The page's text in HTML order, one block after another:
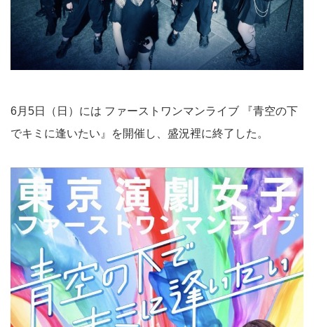
6月5日（日）には ファーストワンマンライブ 『青空の下
でキミに逢いたい』を開催し、盛況裡に終了した。